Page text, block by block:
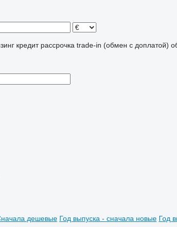
кредит рассрочка trade-in (обмен с доплатой)
дешевые Год выпуска - сначала новые Год